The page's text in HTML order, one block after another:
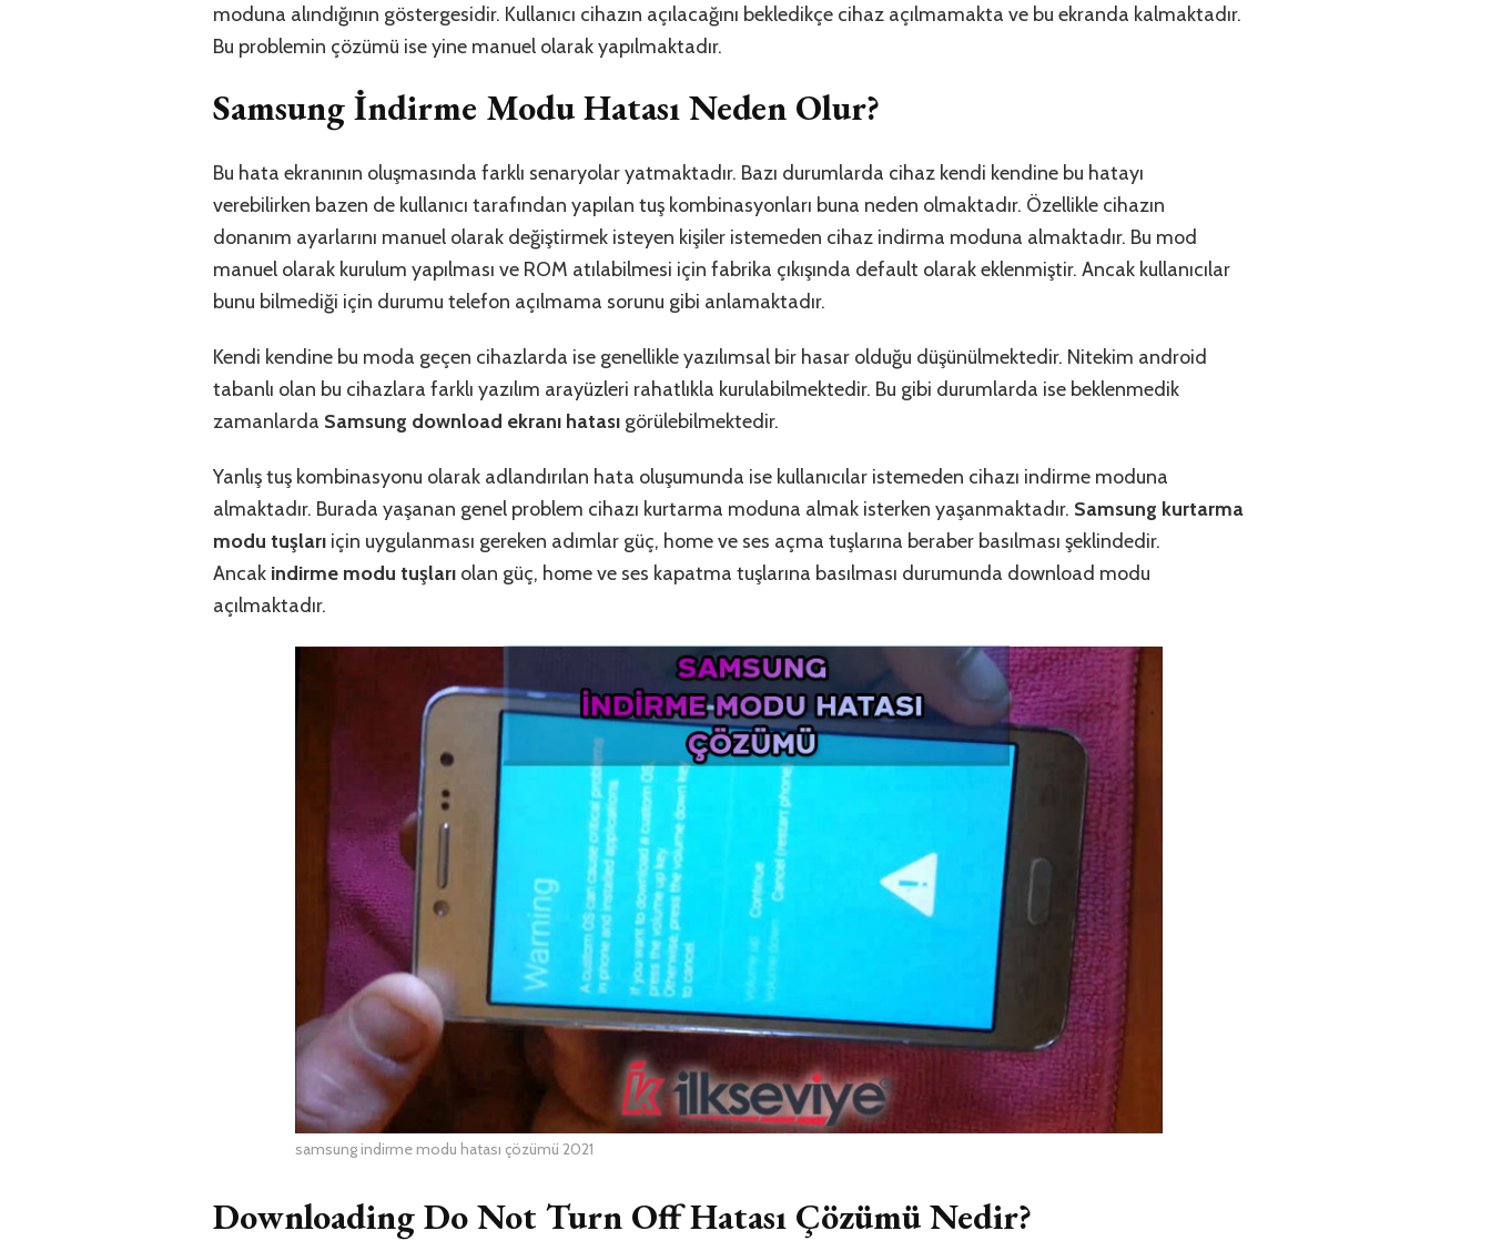
moduna alındığının göstergesidir. Kullanıcı cihazın açılacağını bekledikçe cihaz açılmamakta ve bu ekranda kalmaktadır.
Bu problemin çözümü ise yine manuel olarak yapılmaktadır.
Samsung İndirme Modu Hatası Neden Olur?
Bu hata ekranının oluşmasında farklı senaryolar yatmaktadır. Bazı durumlarda cihaz kendi kendine bu hatayı
verebilirken bazen de kullanıcı tarafından yapılan tuş kombinasyonları buna neden olmaktadır. Özellikle cihazın
donanım ayarlarını manuel olarak değiştirmek isteyen kişiler istemeden cihaz indirma moduna almaktadır. Bu mod
manuel olarak kurulum yapılması ve ROM atılabilmesi için fabrika çıkışında default olarak eklenmiştir. Ancak kullanıcılar
bunu bilmediği için durumu telefon açılmama sorunu gibi anlamaktadır.
Kendi kendine bu moda geçen cihazlarda ise genellikle yazılımsal bir hasar olduğu düşünülmektedir. Nitekim android
tabanlı olan bu cihazlara farklı yazılım arayüzleri rahatlıkla kurulabilmektedir. Bu gibi durumlarda ise beklenmedik
zamanlarda Samsung download ekranı hatası görülebilmektedir.
Yanlış tuş kombinasyonu olarak adlandırılan hata oluşumunda ise kullanıcılar istemeden cihazı indirme moduna
almaktadır. Burada yaşanan genel problem cihazı kurtarma moduna almak isterken yaşanmaktadır. Samsung kurtarma
modu tuşları için uygulanması gereken adımlar güç, home ve ses açma tuşlarına beraber basılması şeklindedir.
Ancak indirme modu tuşları olan güç, home ve ses kapatma tuşlarına basılması durumunda download modu
açılmaktadır.
samsung indirme modu hatası çözümü 2021
Downloading Do Not Turn Off Hatası Çözümü Nedir?